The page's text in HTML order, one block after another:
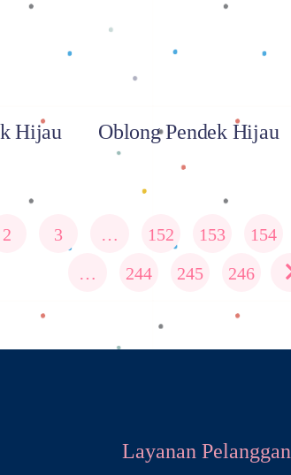
Hijau Oblong Pendek Hijau
2 3 … 152 153 154
…
244 245 246
Layanan Pelanggan